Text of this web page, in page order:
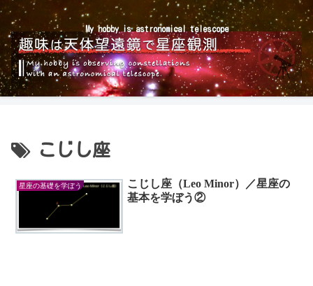
My hobby is astronomical telescope
こじし座
星座の基礎を学ぼう
こじし座（Leo Minor）／星座の
基本を学ぼう②